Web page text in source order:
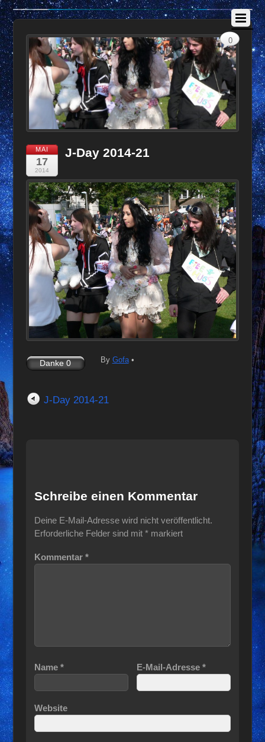
MAI
17
2014
J-Day 2014-21
By Gofa•
0
J-Day 2014-21
Schreibe einen Kommentar
Deine E-Mail-Adresse wird nicht veröffentlicht.
Erforderliche Felder sind mit *markiert
Kommentar *
Name * E-Mail-Adresse *
Website